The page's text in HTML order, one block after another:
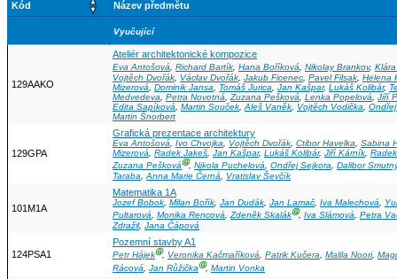
Kód Název předmětu
Vyučující
129AAKO
Ateliér architektonické kompozice
Eva Antošová, Richard Bartík, Hana Boříková, Nikolay Brankov,
Vojtěch Dvořák
Václav Dvořák Jakub Ficenec Pavel Filsak Helena
Mizerová
Dominik Jansa Tomáš Jurica Jan Kašpar, Lukáš Kolibár,
Medvedeva
Petra Novotná Zuzana Pešková Lenka Popelová
Jiří
Edita Sapíková
Martin Souček Aleš Vaněk Vojtěch Vodička
Martin Šnorbert
129GPA
Grafická prezentace architektury
Eva Antošová, Ivo Chvojka, Vojtěch Dvořák, Ctibor Havelka, Sabina
Mizerová, Radek Jakeš, Jan Kašpar, Lukáš Kolibár, Jiří Kárník,
Zuzana PeškováⒼ, Nikola Puchelová, Ondřej Sejkora, Dalibor
Taraba
Anna Marie Černá Vratislav Ševčík
101M1A
Matematika 1A
Jozef Bobok, Milan Bořík, Jan Dudák, Jan Lamač, Iva Malechová,
Pultarová, Monika Rencová,Zdeněk SkalákⒼ, Iva Slámová, Petra
Zdražil, Jana Čápová
124PSA1
Pozemní stavby A1
Petr HájekⒼ, Veronika Kačmaříková, Patrik Kučera, Malila Noori,
Rácová
Jan RůžičkaⒼ, Martin Vonka